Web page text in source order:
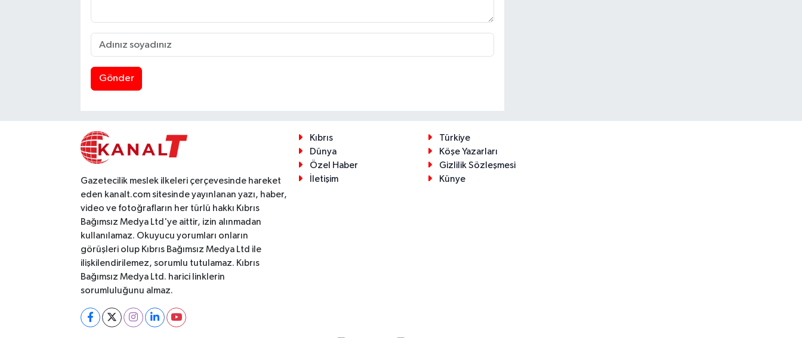
Gönder
Gazetecilik meslek ilkeleri çerçevesinde hareket
eden kanalt.com sitesinde yayınlanan yazı, haber,
video ve fotoğrafların her türlü hakkı Kıbrıs
Bağımsız Medya Ltd'ye aittir, izin alınmadan
kullanılamaz. Okuyucu yorumları onların
görüşleri olup Kıbrıs Bağımsız Medya Ltd ile
ilişkilendirilemez, sorumlu tutulamaz. Kıbrıs
Bağımsız Medya Ltd. harici linklerin
sorumluluğunu almaz.
Kıbrıs
Türkiye
Dünya
Köşe Yazarları
Özel Haber
Gizlilik Sözleşmesi
İletişim
Künye